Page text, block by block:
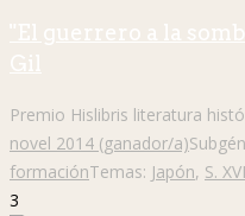
"El guerrero a la
Gil
Premio Hislibris literatura
novel 2014 (ganador/a)
formaciónTemas: Japón, S. XVI
3